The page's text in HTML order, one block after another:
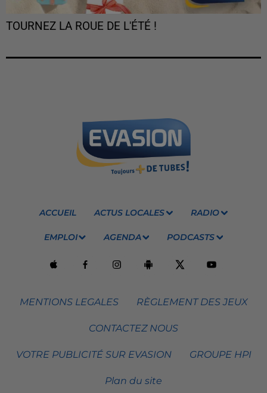
TOURNEZ LA ROUE DE L'ÉTÉ !
ACCUEIL ACTUS LOCALES RADIO
EMPLOI AGENDA PODCASTS
MENTIONS LEGALES RÈGLEMENT DES JEUX
CONTACTEZ NOUS
VOTRE PUBLICITÉ SUR EVASION GROUPE HPI
Plan du site